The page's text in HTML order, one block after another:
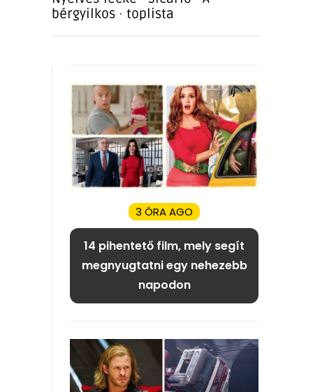
bérgyilkos · toplista
3 ÓRA AGO
14 pihentető film, mely segít
megnyugtatni egy nehezebb
napodon